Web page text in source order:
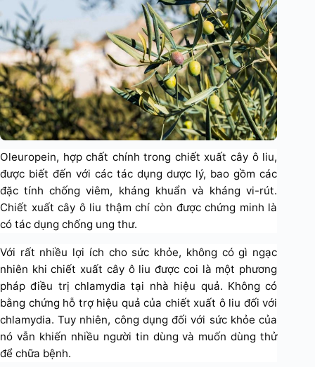
Oleuropein, hợp chất chính trong chiết xuất cây ô liu,
được biết đến với các tác dụng dược lý, bao gồm các
đặc tính chống viêm, kháng khuẩn và kháng vi-rút.
Chiết xuất cây ô liu thậm chí còn được chứng minh là
có tác dụng chống ung thư.
Với rất nhiều lợi ích cho sức khỏe, không có gì ngạc
nhiên khi chiết xuất cây ô liu được coi là một phương
pháp điều trị chlamydia tại nhà hiệu quả. Không có
bằng chứng hỗ trợ hiệu quả của chiết xuất ô liu đối với
chlamydia. Tuy nhiên, công dụng đối với sức khỏe của
nó vẫn khiến nhiều người tin dùng và muốn dùng thử
để chữa bệnh.